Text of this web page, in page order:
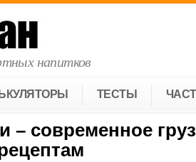
напитков
ТЕСТЫ
– современное